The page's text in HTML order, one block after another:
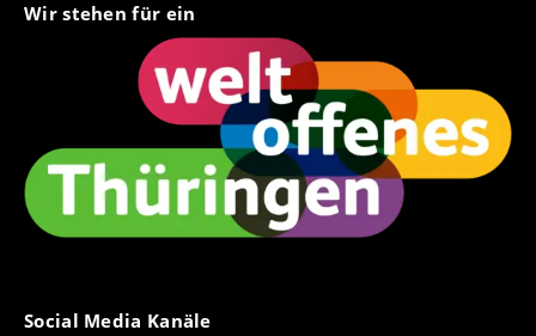
Wir stehen für ein
Social Media Kanäle